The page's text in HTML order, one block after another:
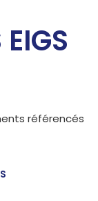
référencés